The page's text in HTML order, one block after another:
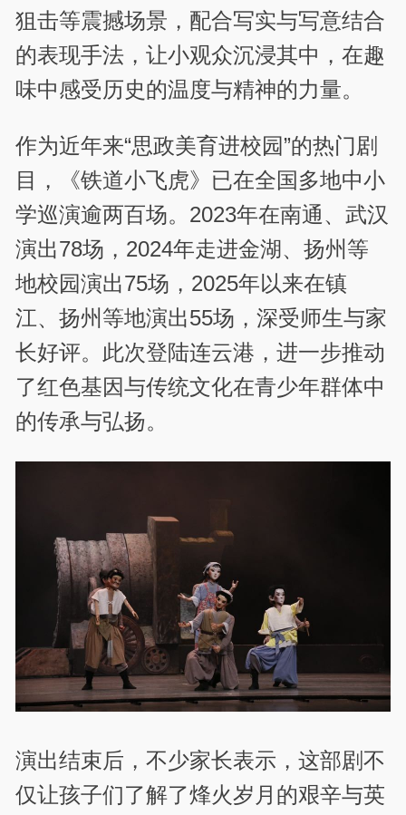
狙击等震撼场景，配合写实与写意结合
的表现手法，让小观众沉浸其中，在趣
味中感受历史的温度与精神的力量。
作为近年来“思政美育进校园”的热门剧
目，《铁道小飞虎》已在全国多地中小
学巡演逾两百场。2023年在南通、武汉
演出78场，2024年走进金湖、扬州等
地校园演出75场，2025年以来在镇
江、扬州等地演出55场，深受师生与家
长好评。此次登陆连云港，进一步推动
了红色基因与传统文化在青少年群体中
的传承与弘扬。
演出结束后，不少家长表示，这部剧不
仅让孩子们了解了烽火岁月的艰辛与英